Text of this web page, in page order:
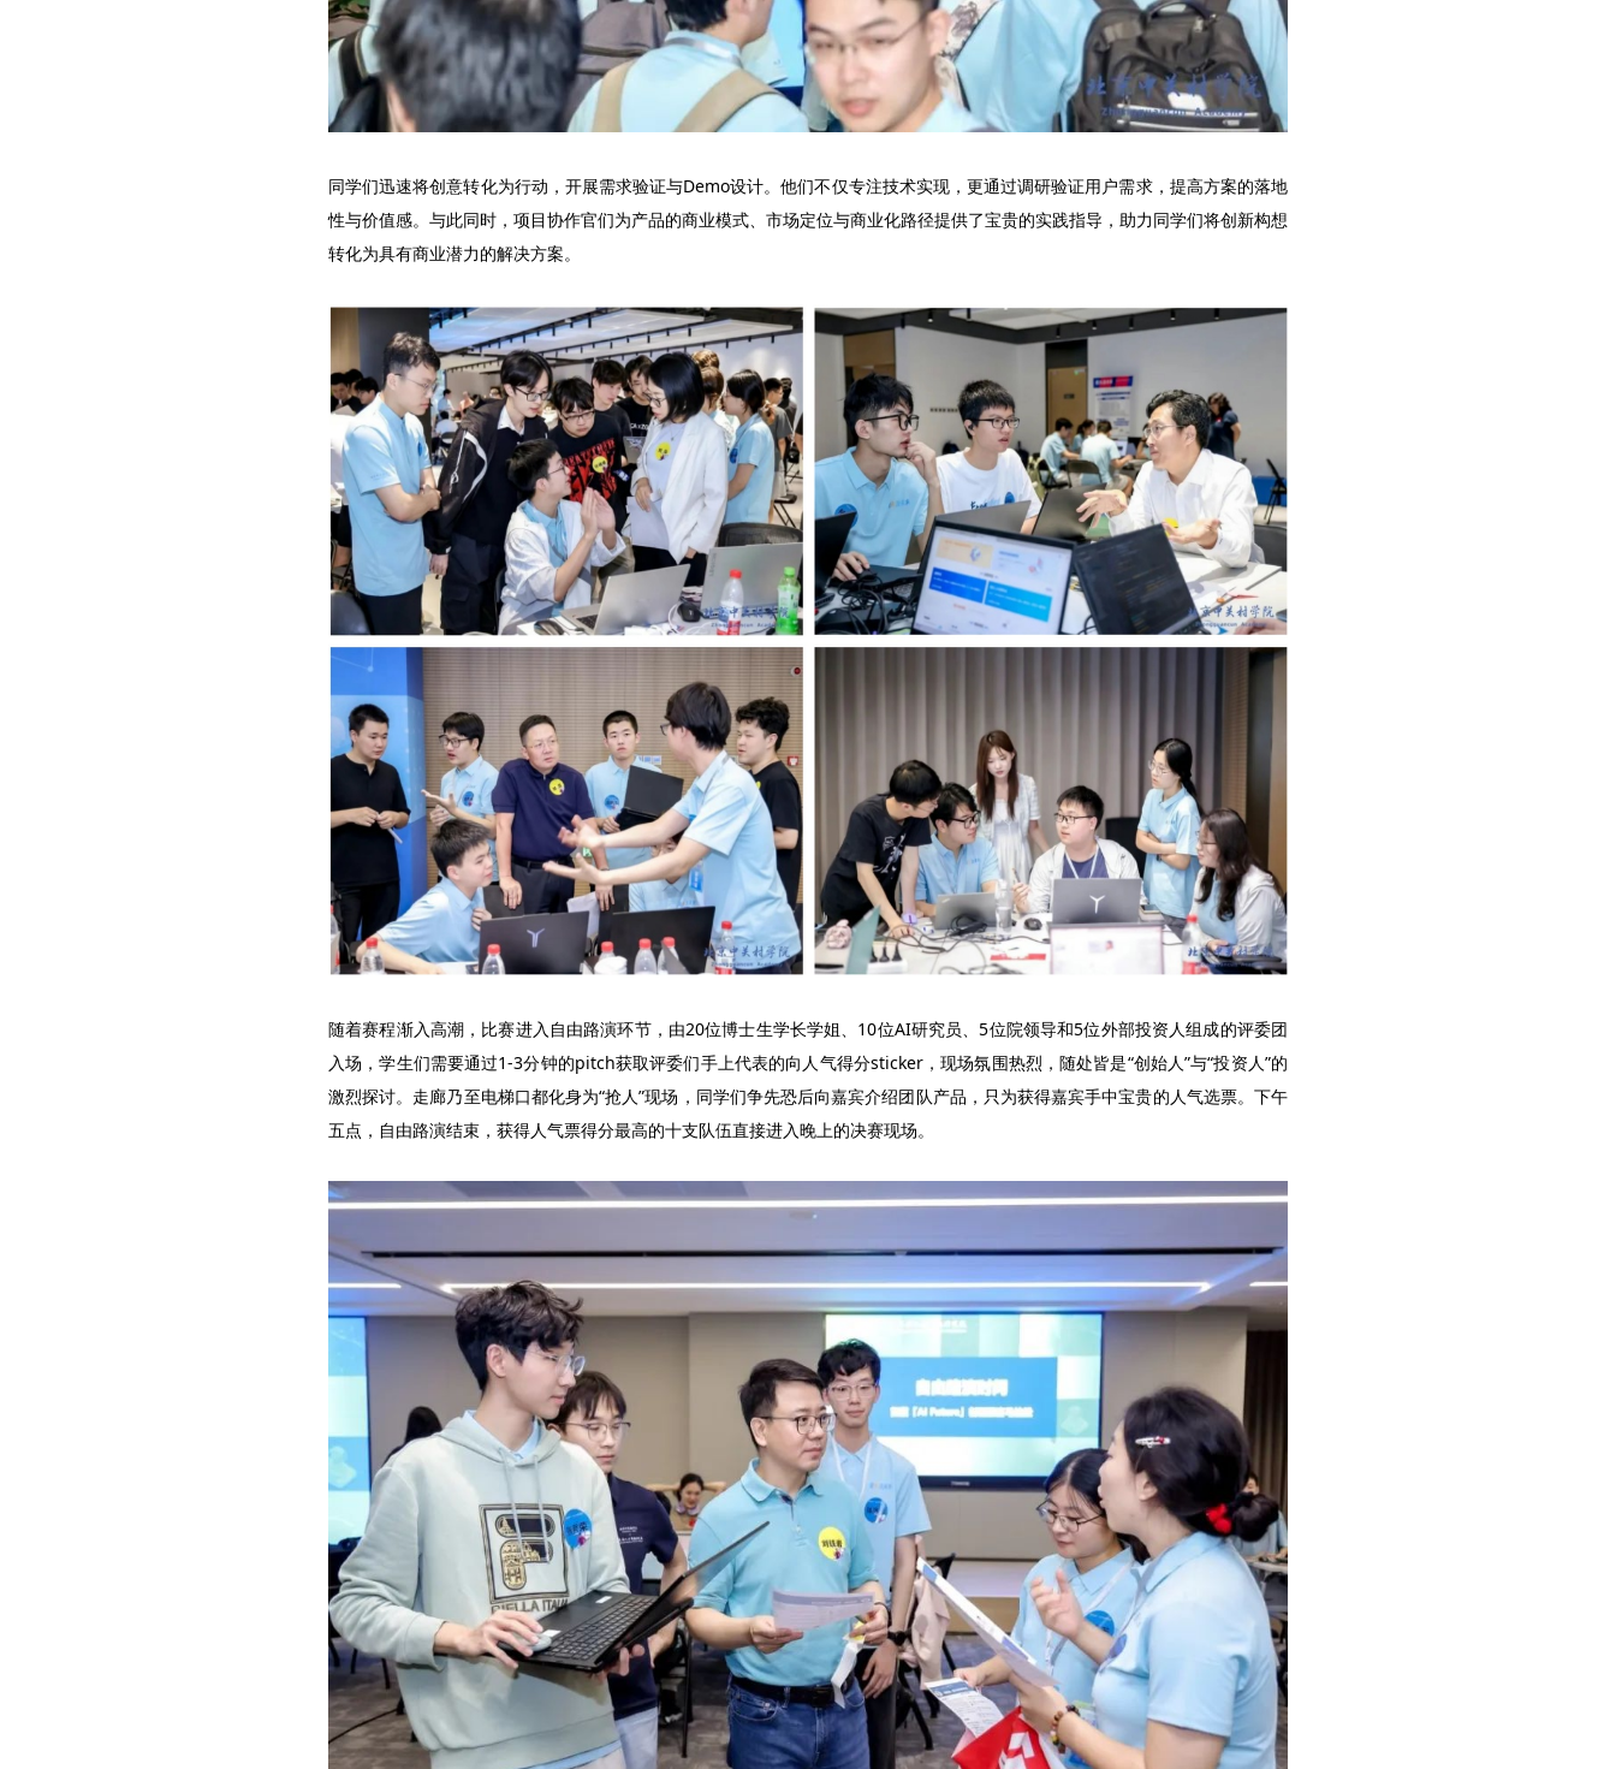
同学们迅速将创意转化为行动，开展需求验证与Demo设计。他们不仅专注技术实现，更通过调研验证用户需求，提高方案的落地
性与价值感。与此同时，项目协作官们为产品的商业模式、市场定位与商业化路径提供了宝贵的实践指导，助力同学们将创新构想
转化为具有商业潜力的解决方案。
随着赛程渐入高潮，比赛进入自由路演环节，由20位博士生学长学姐、10位AI研究员、5位院领导和5位外部投资人组成的评委团
入场，学生们需要通过1-3分钟的pitch获取评委们手上代表的向人气得分sticker，现场氛围热烈，随处皆是“创始人”与“投资人”的
激烈探讨。走廊乃至电梯口都化身为“抢人”现场，同学们争先恐后向嘉宾介绍团队产品，只为获得嘉宾手中宝贵的人气选票。下午
五点，自由路演结束，获得人气票得分最高的十支队伍直接进入晚上的决赛现场。